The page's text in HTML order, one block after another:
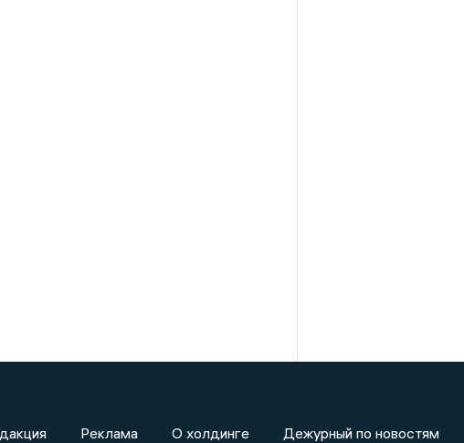
Реклама О холдинге Дежурный по новостям